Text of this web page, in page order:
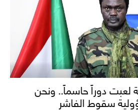
لعبت دوراً حاسماً.. ونحن
سقوط الفاشر